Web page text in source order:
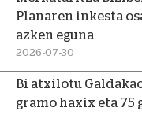
Planaren inkesta
azken eguna
2026-07-30
Bi atxilotu
gramo haxix eta 75